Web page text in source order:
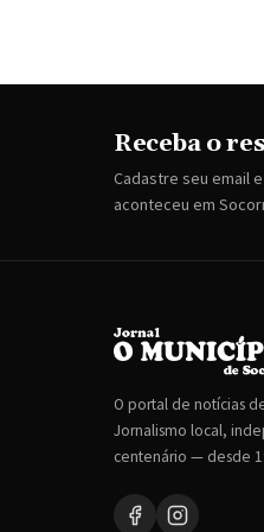
Receba o
Cadastre seu email
aconteceu em
O portal de notícias
Jornalismo local,
centenário — desde